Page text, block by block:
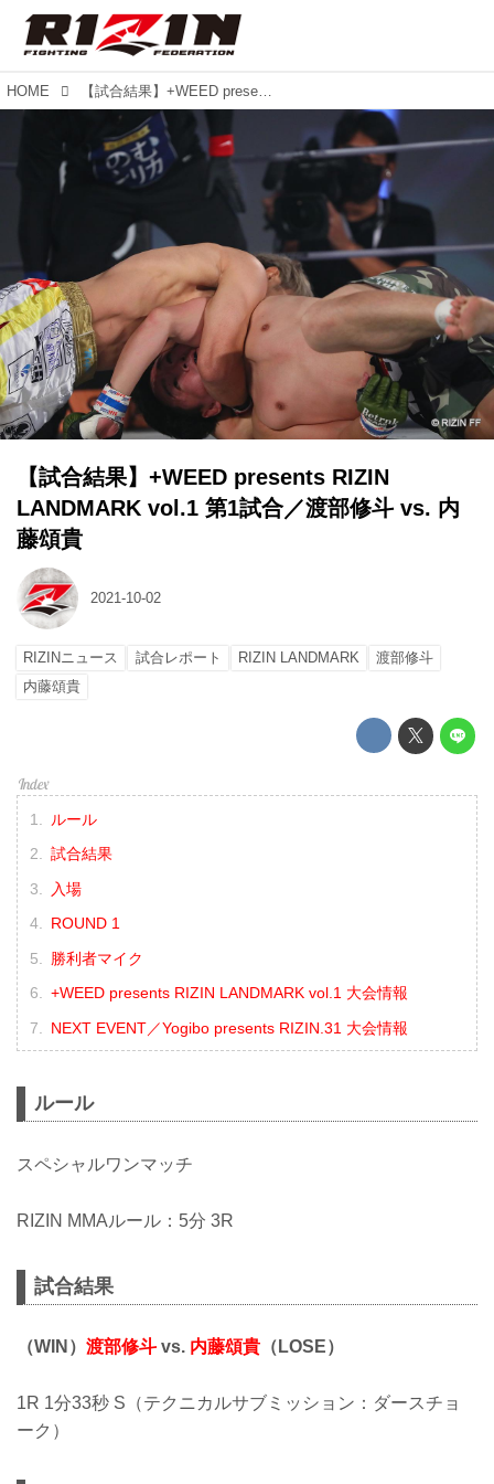
HOME 【試合結果】+WEED presents RIZIN LANDMARK vol.1 第1試合／渡部修斗 vs. 内藤頌貴
【試合結果】+WEED presents RIZIN
LANDMARK vol.1 第1試合／渡部修斗 vs. 内
藤頌貴
2021-10-02
RIZINニュース 試合レポート RIZIN LANDMARK
渡部修斗
内藤頌貴
ルール
試合結果
入場
ROUND 1
勝利者マイク
+WEED presents RIZIN LANDMARK vol.1 大会情報
NEXT EVENT／Yogibo presents RIZIN.31 大会情報
ルール
スペシャルワンマッチ
RIZIN MMAルール：5分 3R
試合結果
（WIN） 渡部修斗 vs. 内藤頌貴 （LOSE）
1R 1分33秒 S（テクニカルサブミッション：ダースチョ
ーク）